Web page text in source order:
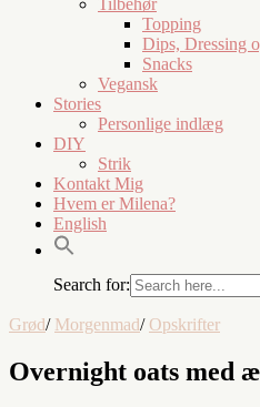
Topping
Dips, Dressing
Snacks
Vegansk
Stories
Personlige indlæg
DIY
Strik
Kontakt Mig
Hvem er Milena?
English
Search for:
Grød/ Morgenmad/ Opskrifter
Overnight oats med